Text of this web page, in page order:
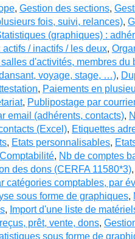
, Gestion des sections,
fois, suivi, relances),
(graphiques) :
/ inactifs / les deux,
d'activités, membres
voyage, stage, …),
, Paiements en
, Publipostage par
email (adhérents, contacts),
(Excel), Etiquettes
, Etats personnalisables,
Comptabilité, Nb de comptes
des dons (CERFA 11580*3),
catégories comptables, par
sous forme de graphiques,
, Import d'une liste de
prêt, vente, dons,
sous forme de